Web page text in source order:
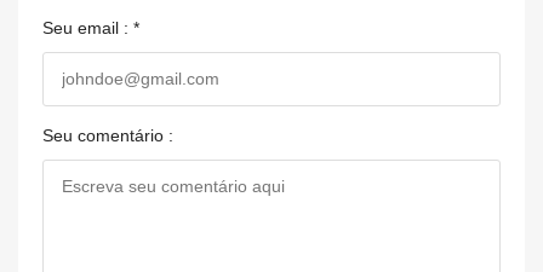
Seu email : *
Seu comentário :